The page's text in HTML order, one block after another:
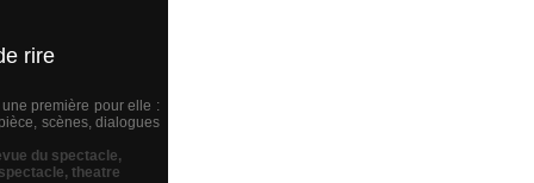
rire
première pour elle :
scènes, dialogues
du spectacle,
spectacle, theatre